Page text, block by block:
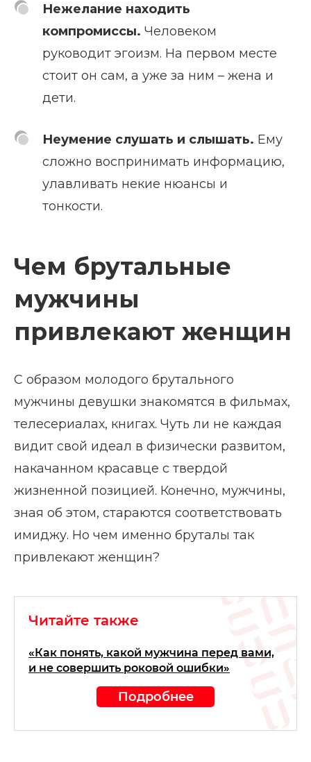
Нежелание находить
компромиссы. Человеком
руководит эгоизм. На первом месте
стоит он сам, а уже за ним – жена и
дети.
Неумение слушать и слышать. Ему
сложно воспринимать информацию,
улавливать некие нюансы и
тонкости.
Чем брутальные
мужчины
привлекают женщин
С образом молодого брутального
мужчины девушки знакомятся в фильмах,
телесериалах, книгах. Чуть ли не каждая
видит свой идеал в физически развитом,
накачанном красавце с твердой
жизненной позицией. Конечно, мужчины,
зная об этом, стараются соответствовать
имиджу. Но чем именно бруталы так
привлекают женщин?
Читайте также
«Как понять, какой мужчина перед вами,
и не совершить роковой ошибки»
Подробнее